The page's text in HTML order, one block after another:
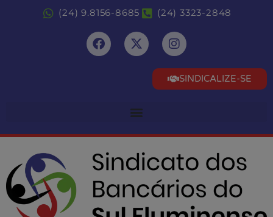
(24) 9.8156-8685 (24) 3323-2848
SINDICALIZE-SE